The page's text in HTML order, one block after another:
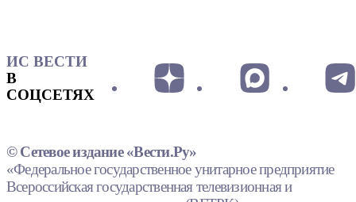
ИС ВЕСТИ
В
СОЦСЕТЯХ
© Сетевое издание «Вести.Ру»
«Федеральное государственное унитарное предприятие
Всероссийская государственная телевизионная и